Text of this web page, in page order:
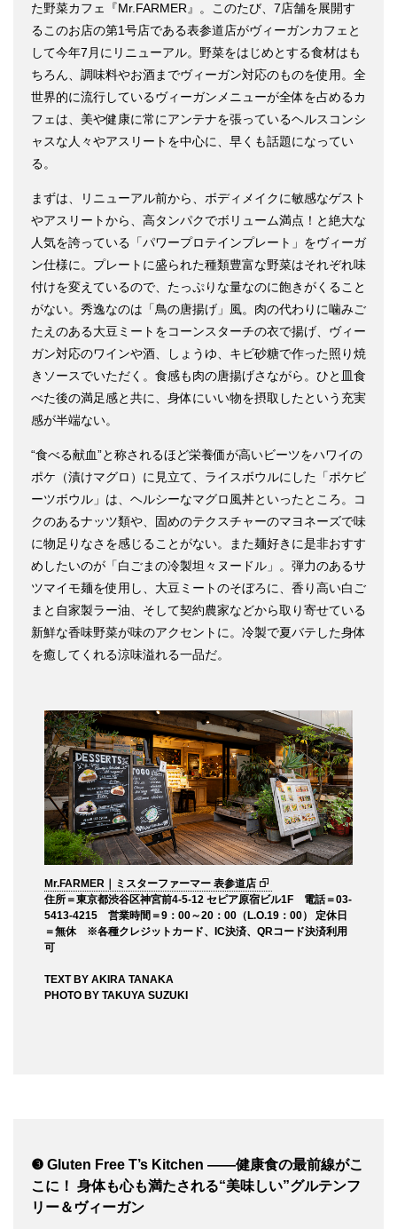
た野菜カフェ『Mr.FARMER』。このたび、7店舗を展開す
るこのお店の第1号店である表参道店がヴィーガンカフェと
して今年7月にリニューアル。野菜をはじめとする食材はも
ちろん、調味料やお酒までヴィーガン対応のものを使用。全
世界的に流行しているヴィーガンメニューが全体を占めるカ
フェは、美や健康に常にアンテナを張っているヘルスコンシ
ャスな人々やアスリートを中心に、早くも話題になってい
る。
まずは、リニューアル前から、ボディメイクに敏感なゲスト
やアスリートから、高タンパクでボリューム満点！と絶大な
人気を誇っている「パワープロテインプレート」をヴィーガ
ン仕様に。プレートに盛られた種類豊富な野菜はそれぞれ味
付けを変えているので、たっぷりな量なのに飽きがくること
がない。秀逸なのは「鳥の唐揚げ」風。肉の代わりに噛みご
たえのある大豆ミートをコーンスターチの衣で揚げ、ヴィー
ガン対応のワインや酒、しょうゆ、キビ砂糖で作った照り焼
きソースでいただく。食感も肉の唐揚げさながら。ひと皿食
べた後の満足感と共に、身体にいい物を摂取したという充実
感が半端ない。
“食べる献血”と称されるほど栄養価が高いビーツをハワイの
ポケ（漬けマグロ）に見立て、ライスボウルにした「ポケビ
ーツボウル」は、ヘルシーなマグロ風丼といったところ。コ
クのあるナッツ類や、固めのテクスチャーのマヨネーズで味
に物足りなさを感じることがない。また麺好きに是非おすす
めしたいのが「白ごまの冷製坦々ヌードル」。弾力のあるサ
ツマイモ麺を使用し、大豆ミートのそぼろに、香り高い白ご
まと自家製ラー油、そして契約農家などから取り寄せている
新鮮な香味野菜が味のアクセントに。冷製で夏バテした身体
を癒してくれる涼味溢れる一品だ。
Mr.FARMER｜ミスターファーマー 表参道店
住所＝東京都渋谷区神宮前4-5-12 セピア原宿ビル1F 電話＝03-
5413-4215 営業時間＝9：00～20：00（L.O.19：00） 定休日
＝無休 ※各種クレジットカード、IC決済、QRコード決済利用
可
TEXT BY AKIRA TANAKA
PHOTO BY TAKUYA SUZUKI
❸ Gluten Free T’s Kitchen ——健康食の最前線がこ
こに！ 身体も心も満たされる“美味しい”グルテンフ
リー＆ヴィーガン